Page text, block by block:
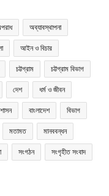
অব্যাবস্থাপনা
আইন ও বিচার
চট্টগ্রাম চট্টগ্রাম বিভাগ
দেশ ধর্ম ও জীবন
বাংলাদেশ বিভাগ
মতামত মানববন্ধন
সংগঠন সংগৃহীত সংবাদ